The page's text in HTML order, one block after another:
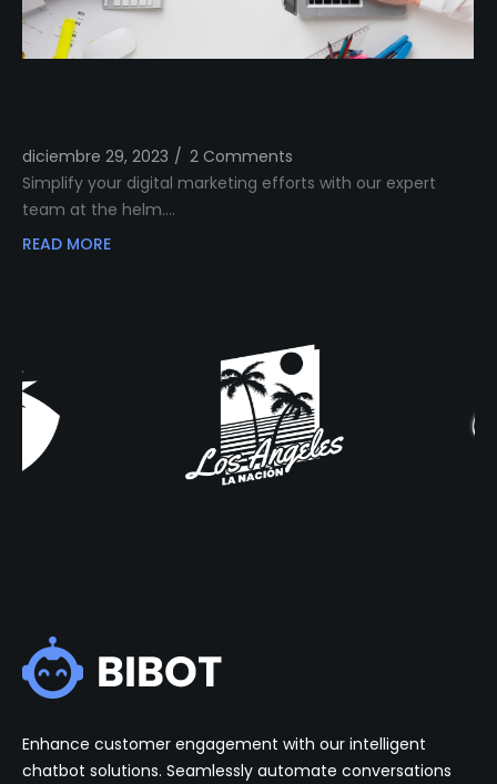
diciembre 29, 2023 / 2 Comments
Simplify your digital marketing efforts with our expert
team at the helm.…
READ MORE
Enhance customer engagement with our intelligent
chatbot solutions. Seamlessly automate conversations